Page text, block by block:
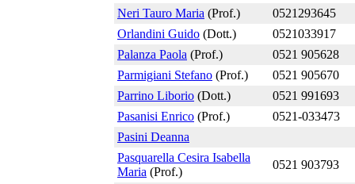
Neri Tauro Maria (Prof.)
0521293645
Orlandini Guido (Dott.)
0521033917
Palanza Paola (Prof.)
0521 905628
Parmigiani Stefano (Prof.)
0521 905670
Parrino Liborio (Dott.)
0521 991693
Pasanisi Enrico (Prof.)
0521-033473
Pasini Deanna
Pasquarella Cesira Isabella
Maria (Prof.)
0521 903793